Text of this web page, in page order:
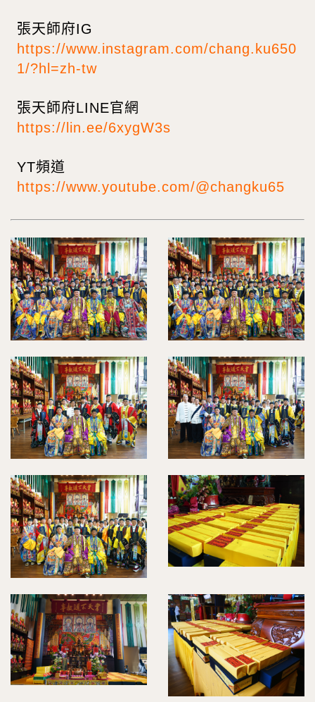
張天師府IG
https://www.instagram.com/chang.ku650
1/?hl=zh-tw
張天師府LINE官網
https://lin.ee/6xygW3s
YT頻道
https://www.youtube.com/@changku65